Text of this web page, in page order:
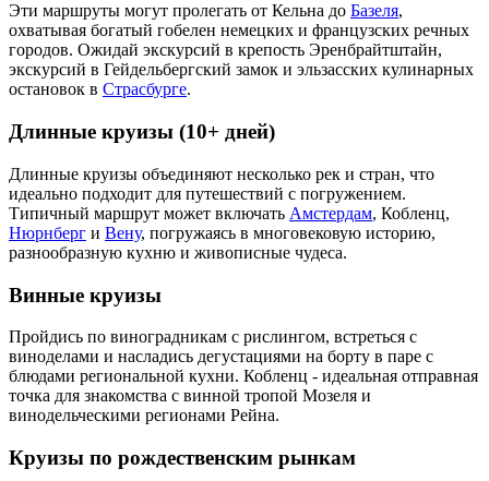
Эти маршруты могут пролегать от Кельна до Базеля,
охватывая богатый гобелен немецких и французских речных
городов. Ожидай экскурсий в крепость Эренбрайтштайн,
экскурсий в Гейдельбергский замок и эльзасских кулинарных
остановок в Страсбурге.
Длинные круизы (10+ дней)
Длинные круизы объединяют несколько рек и стран, что
идеально подходит для путешествий с погружением.
Типичный маршрут может включать Амстердам, Кобленц,
Нюрнберг и Вену, погружаясь в многовековую историю,
разнообразную кухню и живописные чудеса.
Винные круизы
Пройдись по виноградникам с рислингом, встреться с
виноделами и насладись дегустациями на борту в паре с
блюдами региональной кухни. Кобленц - идеальная отправная
точка для знакомства с винной тропой Мозеля и
винодельческими регионами Рейна.
Круизы по рождественским рынкам